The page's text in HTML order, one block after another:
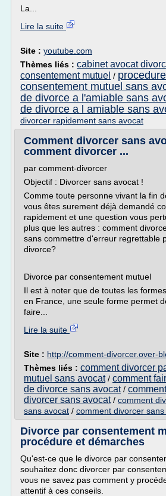
La...
Lire la suite
Site : youtube.com
Thèmes liés : cabinet avocat
consentement mutuel /
consentement mutuel sans
de divorce a l'amiable sans
de divorce a l amiable sans
divorcer rapidement sans avocat
Comment divorcer sans
comment divorcer ...
par comment-divorcer
Objectif : Divorcer sans avocat !
Comme toute personne vivant la fin
vous êtes surement déjà demandé
rapidement et une question vous
plus que les autres : comment
sans commettre d'erreur regrettable
divorce?
Divorce par consentement mutuel
Il est à noter que de toutes les
en France, une seule forme permet
faire...
Lire la suite
Site : http://comment-divorcer.over-
Thèmes liés : comment divorcer
mutuel sans avocat/ comment
de divorce sans avocat/
divorcer sans avocat/ comment
sans avocat / comment divorcer
Divorce par consentement
procédure et démarches
Qu'est-ce que le divorce par
souhaitez donc divorcer par
vous ne savez pas comment y
attentif à ces conseils.